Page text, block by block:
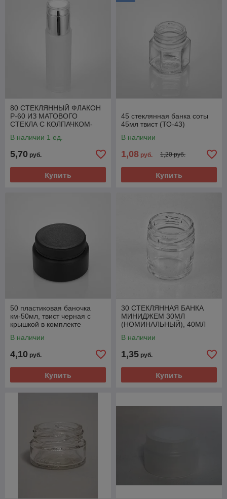
80 СТЕКЛЯННЫЙ ФЛАКОН
Р-60 ИЗ МАТОВОГО
СТЕКЛА С КОЛПАЧКОМ-
КОМПЛЕКТЕ
В наличии 1 ед.
5,70 руб.
Купить
45 стеклянная банка соты
45мл твист (ТО-43)
В наличии
1,08 руб. 1,20 руб.
Купить
50 пластиковая баночка
км-50мл, твист черная с
крышкой в комплекте
В наличии
4,10 руб.
Купить
30 СТЕКЛЯННАЯ БАНКА
МИНИДЖЕМ 30МЛ
(НОМИНАЛЬНЫЙ), 40МЛ
(ТО-43) РФ
В наличии
1,35 руб.
Купить